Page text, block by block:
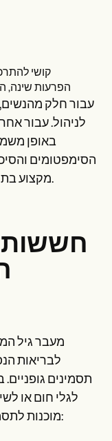
קושי
הפרעות שינה,
עבור חלק מהנשים,
לניהול. עבור
באופן
הסימפטומים
מקצוע בתחום הבריאות יוכלו לספק תמיכה בזמן.
חששות
מעבר גיל
לבריאות
תסמינים
לגלי חום או
מוכנות לתסמינים הנפשיים שיכולים להתעורר כגון: